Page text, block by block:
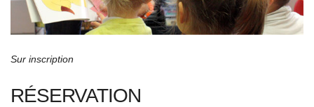
Sur inscription
RÉSERVATION